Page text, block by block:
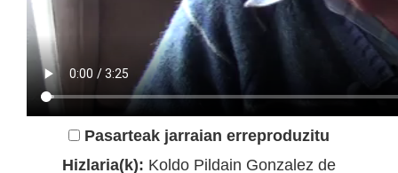
Pasarteak jarraian erreproduzitu
Hizlaria(k): Koldo Pildain Gonzalez de